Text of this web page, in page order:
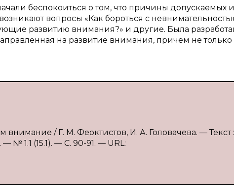
беспокоиться о том, что причины допускаемых
вопросы «Как бороться с
развитию внимания?» и другие. Была
на развитие внимания, причем не только
/ Г. М. Феоктистов, И. А. Головачева. — Текст :
1.1 (15.1). — С. 90-91. — URL: